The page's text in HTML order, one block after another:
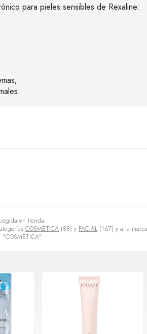
en tienda.
COSMÉTICA (88) y FACIAL(167) y a la marca
"COSMÉTICA".
para pieles sensibles de Rexaline: